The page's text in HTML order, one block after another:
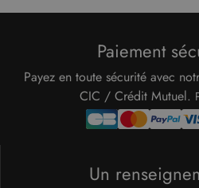
Paiement
Payez en toute sécurité avec
CIC / Crédit Mutuel.
Un